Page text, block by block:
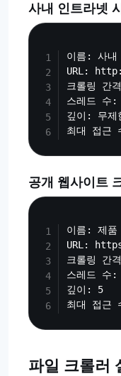
사내 인트라넷
이름: 사내
URL:
크롤링 간
스레드 수:
깊이: 무
공개 웹사이트
이름: 제품
URL:
크롤링 간
스레드 수
깊이: 5
파일 크롤러